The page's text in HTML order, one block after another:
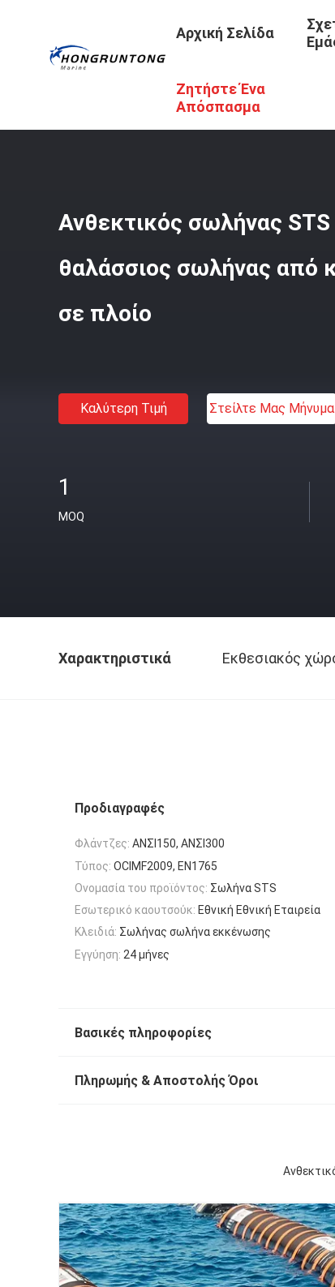
Αρχική Σελίδα
Ζητήστε Ένα
Απόσπασμα
Προϊόντα / Μάνικα STS
Ανθεκτικός σωλήνας STS
θαλάσσιος σωλήνας από
σε πλοίο
Καλύτερη Τιμή Στείλτε Μας Μήνυμα
1
MOQ
Χαρακτηριστικά Εκθεσιακός
Προδιαγραφές
Φλάντζες: ΑΝΣΙ150, ΑΝΣΙ300
Τύπος: OCIMF2009, EN1765
Ονομασία του προϊόντος: Σωλήνα STS
Εσωτερικό καουτσούκ: Εθνική Εθνική Εταιρεία
Κλειδιά: Σωλήνας σωλήνα εκκένωσης
Εγγύηση: 24 μήνες
Βασικές πληροφορίες
Πληρωμής & Αποστολής Όροι